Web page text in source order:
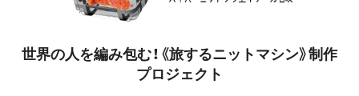
世界の人を編み包む！《旅するニットマシン》制作
プロジェクト